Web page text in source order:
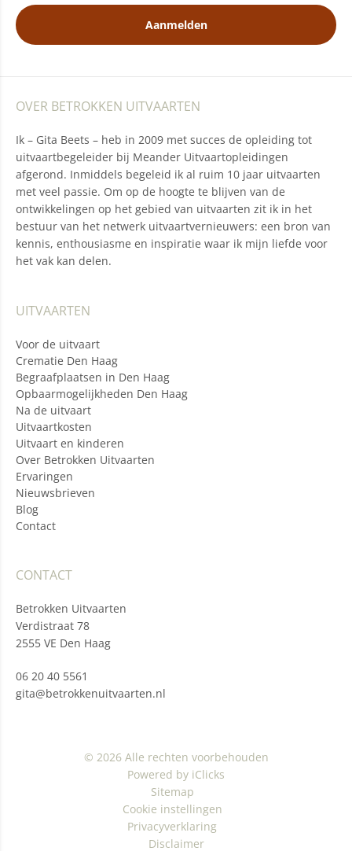
Aanmelden
OVER BETROKKEN UITVAARTEN
Ik – Gita Beets – heb in 2009 met succes de opleiding tot
uitvaartbegeleider bij Meander Uitvaartopleidingen
afgerond. Inmiddels begeleid ik al ruim 10 jaar uitvaarten
met veel passie. Om op de hoogte te blijven van de
ontwikkelingen op het gebied van uitvaarten zit ik in het
bestuur van het netwerk uitvaartvernieuwers: een bron van
kennis, enthousiasme en inspiratie waar ik mijn liefde voor
het vak kan delen.
UITVAARTEN
Voor de uitvaart
Crematie Den Haag
Begraafplaatsen in Den Haag
Opbaarmogelijkheden Den Haag
Na de uitvaart
Uitvaartkosten
Uitvaart en kinderen
Over Betrokken Uitvaarten
Ervaringen
Nieuwsbrieven
Blog
Contact
CONTACT
Betrokken Uitvaarten
Verdistraat 78
2555 VE Den Haag
06 20 40 5561
gita@betrokkenuitvaarten.nl
© 2026 Alle rechten voorbehouden
Powered by iClicks
Sitemap
Cookie instellingen
Privacyverklaring
Disclaimer